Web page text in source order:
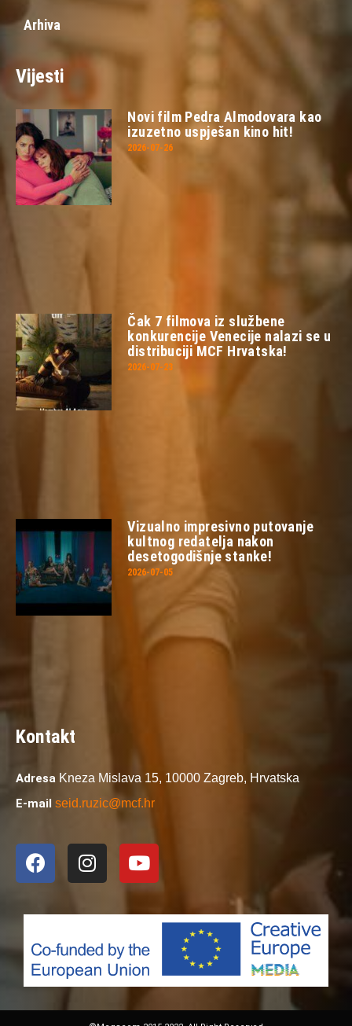
Arhiva
Vijesti
Novi film Pedra Almodovara kao
izuzetno uspješan kino hit!
2026-07-26
Čak 7 filmova iz službene
konkurencije Venecije nalazi se u
distribuciji MCF Hrvatska!
2026-07-23
Vizualno impresivno putovanje
kultnog redatelja nakon
desetogodišnje stanke!
2026-07-05
Kontakt
Adresa Kneza Mislava 15, 10000 Zagreb, Hrvatska
E-mail seid.ruzic@mcf.hr